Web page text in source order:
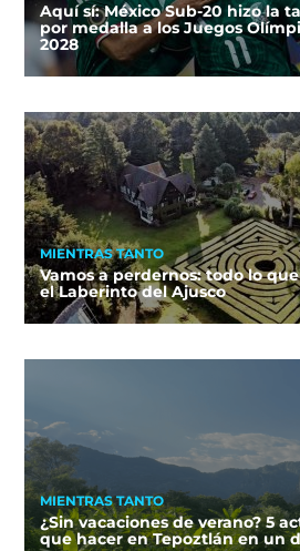
Aquí sí: México Sub-20 hizo la
por medalla a los Juegos
2028
MIENTRAS TANTO
Vamos a perdernos: todo lo
el Laberinto del Ajusco
MIENTRAS TANTO
¿Sin vacaciones de verano? 5
que hacer en Tepoztlán en un